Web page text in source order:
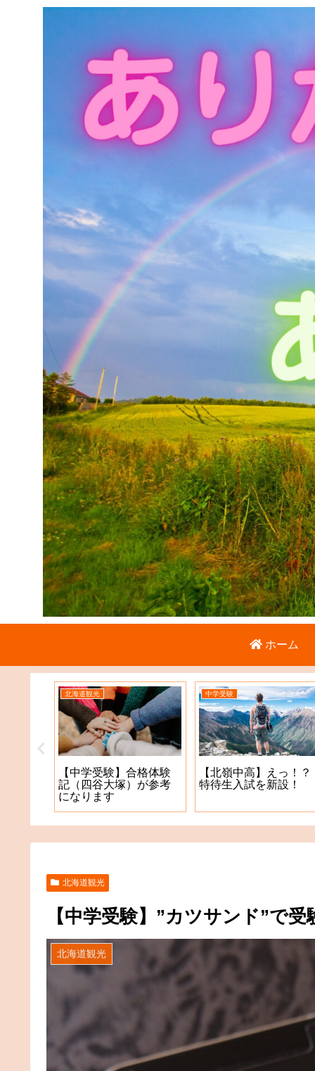
ホーム
北海道観光
【中学受験】合格体験
記（四谷大塚）が参考
になります
中学受験
【北嶺中高】えっ！？
特待生入試を新設！
北海道観光
【中学受験】”カツサンド”で
北海道観光